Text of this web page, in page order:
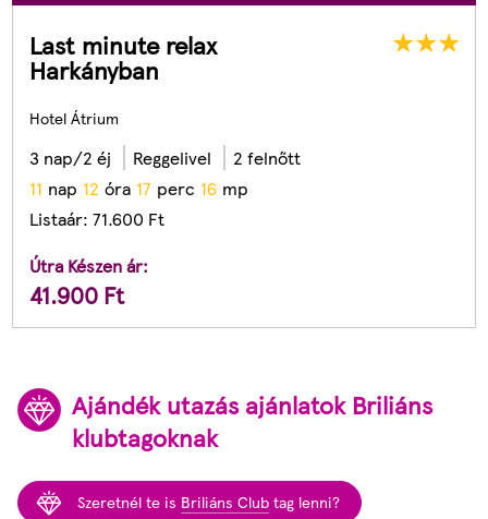
Last minute relax
Harkányban
Hotel Átrium
3 nap/2 éj Reggelivel
2 felnőtt
11 nap 12 óra 17 perc 14 mp
Listaár:71.600 Ft
Útra Készen ár:
41.900 Ft
Ajándék utazás ajánlatok Briliáns
klubtagoknak
Szeretnél te is Briliáns Club tag lenni?